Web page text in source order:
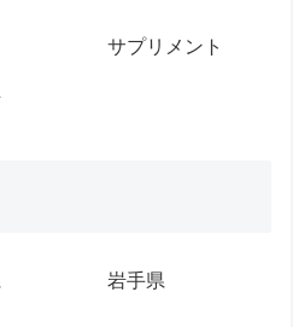
サプリメント
岩手県